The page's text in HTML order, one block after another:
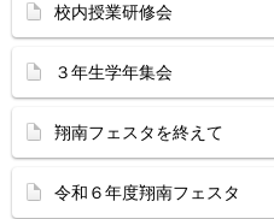
校内授業研修会
３年生学年集会
翔南フェスタを終えて
令和６年度翔南フェスタ